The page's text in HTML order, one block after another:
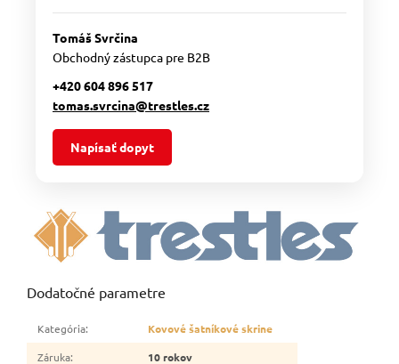
Tomáš Svrčina
Obchodný zástupca pre B2B
+420 604 896 517
tomas.svrcina@trestles.cz
Napísať dopyt
Dodatočné parametre
Kategória:
Kovové šatníkové skrine
Záruka:
10 rokov